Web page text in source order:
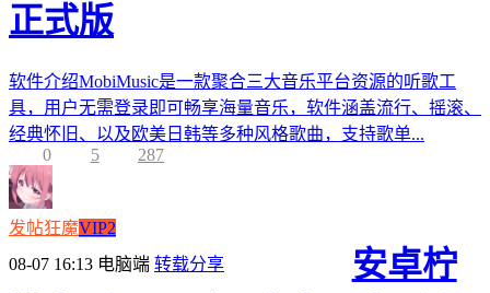
正式版
软件介绍MobiMusic是一款聚合三大音乐平台资源的听歌工
具，用户无需登录即可畅享海量音乐，软件涵盖流行、摇滚、
经典怀旧、以及欧美日韩等多种风格歌曲，支持歌单...
0
5 287
发帖狂魔VIP2
08-07 16:13 电脑端 转载分享
安卓柠